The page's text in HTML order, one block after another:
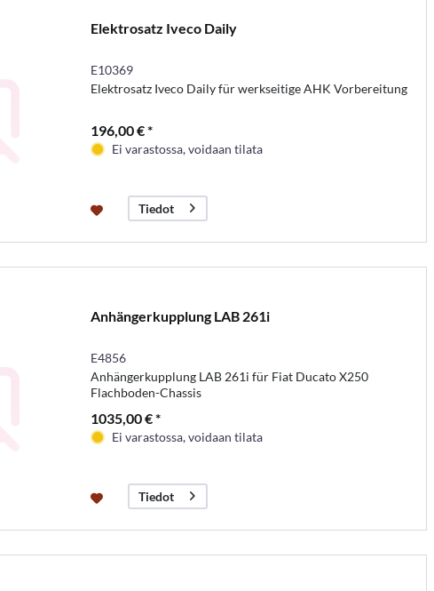
Elektrosatz Iveco Daily
E10369
Elektrosatz Iveco Daily für werkseitige AHK Vorbereitung
196,00 € *
Ei varastossa, voidaan tilata
Tiedot
Anhängerkupplung LAB 261i
E4856
Anhängerkupplung LAB 261i für Fiat Ducato X250
Flachboden-Chassis
1035,00 € *
Ei varastossa, voidaan tilata
Tiedot